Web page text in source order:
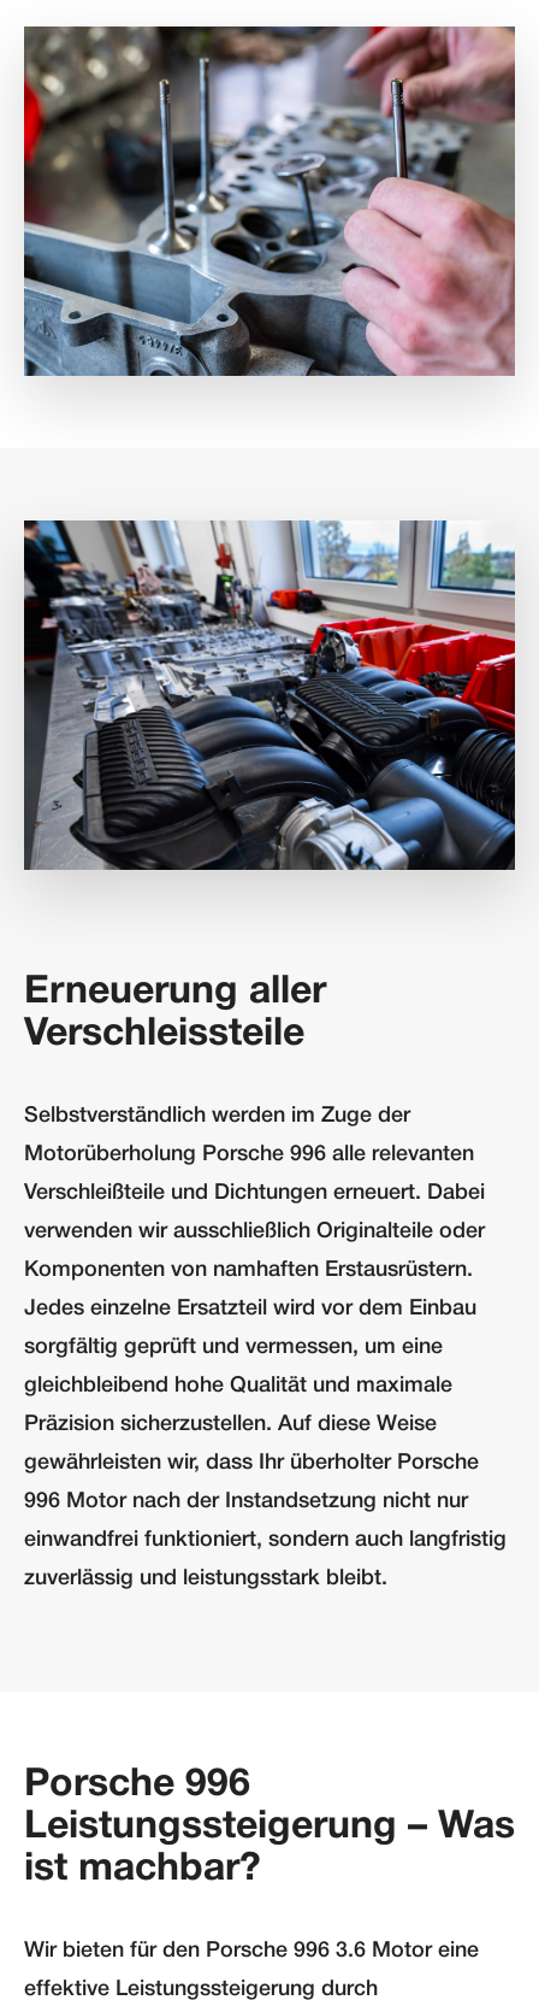
Erneuerung aller
Verschleissteile
Selbstverständlich werden im Zuge der
Motorüberholung Porsche 996 alle relevanten
Verschleißteile und Dichtungen erneuert. Dabei
verwenden wir ausschließlich Originalteile oder
Komponenten von namhaften Erstausrüstern.
Jedes einzelne Ersatzteil wird vor dem Einbau
sorgfältig geprüft und vermessen, um eine
gleichbleibend hohe Qualität und maximale
Präzision sicherzustellen. Auf diese Weise
gewährleisten wir, dass Ihr überholter Porsche
996 Motor nach der Instandsetzung nicht nur
einwandfrei funktioniert, sondern auch langfristig
zuverlässig und leistungsstark bleibt.
Porsche 996
Leistungssteigerung – Was
ist machbar?
Wir bieten für den Porsche 996 3.6 Motor eine
effektive Leistungssteigerung durch